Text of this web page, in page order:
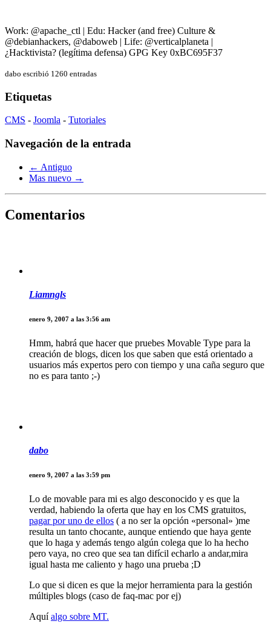
Work: @apache_ctl | Edu: Hacker (and free) Culture &
@debianhackers, @daboweb | Life: @verticalplaneta |
¿Hacktivista? (legítima defensa) GPG Key 0xBC695F37
dabo escribió 1260 entradas
Etiquetas
CMS - Joomla - Tutoriales
Navegación de la entrada
← Antiguo
Mas nuevo →
Comentarios
Liamngls
enero 9, 2007 a las 3:56 am
Hmm, habrá que hacer que pruebes Movable Type para la
creación de blogs, dicen los que saben que está orientado a
usuarios más expertos pero con tiempo y una caña seguro que
no es para tanto ;-)
dabo
enero 9, 2007 a las 3:59 pm
Lo de movable para mi es algo desconocido y es que la
verdad, habiendo la oferta que hay en los CMS gratuitos,
pagar por uno de ellos ( a no ser la opción «personal» )me
resulta un tanto chocante, aunque entiendo que haya gente
que lo haga y además tengo algún colega que lo ha hecho
pero vaya, no creo que sea tan difícil echarlo a andar,mira
igual hasta me caliento y hago una prueba ;D
Lo que si dicen es que la mejor herramienta para la gestión
múltiples blogs (caso de faq-mac por ej)
Aquíalgo sobre MT.